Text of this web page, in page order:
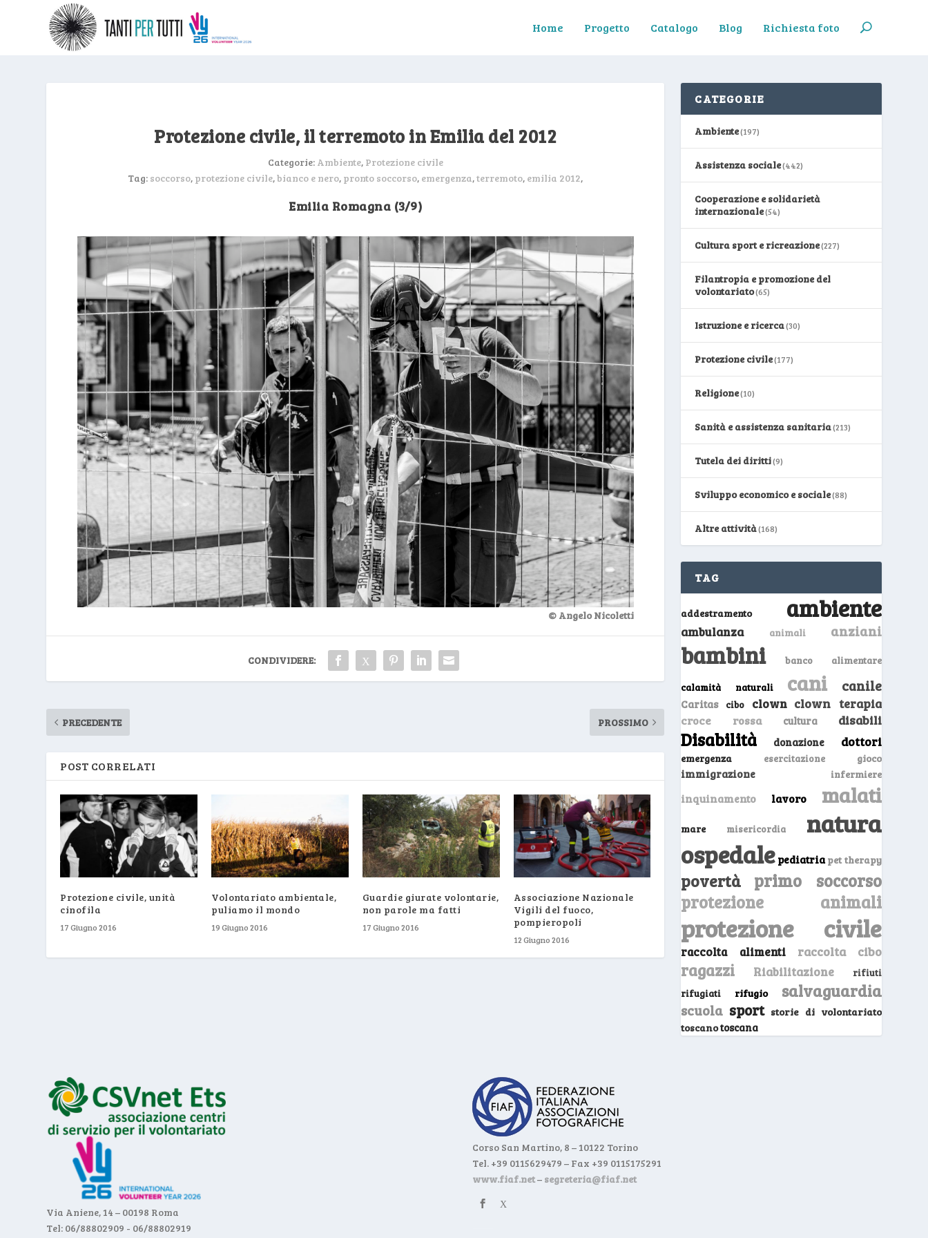
Home Progetto Catalogo Blog Richiesta foto
Protezione civile, il terremoto in Emilia del 2012
Categorie: Ambiente, Protezione civile
Tag: soccorso, protezione civile,bianco e nero, pronto soccorso, emergenza,terremoto, emilia 2012,
Emilia Romagna (3/9)
© Angelo Nicoletti
CONDIVIDERE:
PRECEDENTE PROSSIMO
POST CORRELATI
Protezione civile, unità
cinofila
17 Giugno 2016
Volontariato ambientale,
puliamo il mondo
19 Giugno 2016
Guardie giurate volontarie,
non parole ma fatti
17 Giugno 2016
Associazione Nazionale
Vigili del fuoco,
pompieropoli
12 Giugno 2016
CATEGORIE
Ambiente(197)
Assistenza sociale(442)
Cooperazione e solidarietà
internazionale(54)
Cultura sport e ricreazione(227)
Filantropia e promozione del
volontariato(65)
Istruzione e ricerca(30)
Protezione civile(177)
Religione(10)
Sanità e assistenza sanitaria(213)
Tutela dei diritti(9)
Sviluppo economico e sociale(88)
Altre attività(168)
TAG
addestramento ambiente
ambulanza animali anziani
bambini banco alimentare
calamità naturali cani canile
Caritas cibo clown clown terapia
croce rossa cultura disabili
Disabilità donazione dottori
emergenza esercitazione gioco
immigrazione infermiere
inquinamento lavoro malati
mare misericordia natura
ospedale pediatria pet therapy
povertà
primo soccorso
protezione animali
protezione civile
raccolta alimenti raccolta cibo
ragazzi Riabilitazione
rifiuti
rifugiati
rifugio salvaguardia
scuola sport storie di volontariato
toscanotoscana
Via Aniene, 14 – 00198 Roma
Tel: 06/88802909 - 06/88802919
Corso San Martino, 8 – 10122 Torino
Tel. +39 0115629479 – Fax +39 0115175291
www.fiaf.net– segreteria@fiaf.net